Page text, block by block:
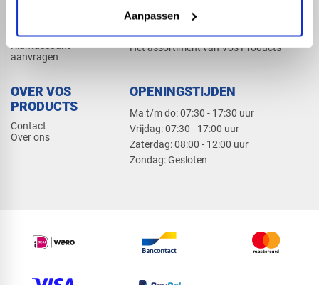
Aanpassen
Klantaccount
aanvragen
PRODUCTCATALOGUS 2026
Het assortiment van Vos Products
OVER VOS
PRODUCTS
Contact
Over ons
OPENINGSTIJDEN
Ma t/m do: 07:30 - 17:30 uur
​Vrijdag: 07:30 - 17:00 uur
​Zaterdag: 08:00 - 12:00 uur
​Zondag: Gesloten